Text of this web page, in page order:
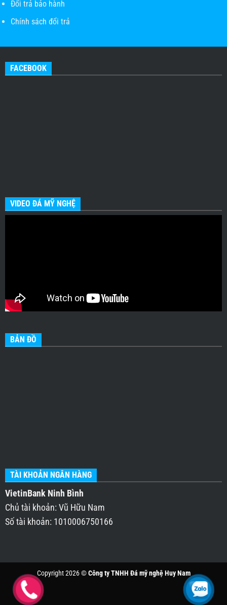
Đổi trả bảo hành
Chính sách đổi trả
FACEBOOK
VIDEO ĐÁ MỸ NGHỆ
BẢN ĐỒ
TÀI KHOẢN NGÂN HÀNG
VietinBank Ninh Bình
Chủ tài khoản: Vũ Hữu Nam
Số tài khoản: 1010006750166
Copyright 2026 ©Công ty TNHH Đá mỹ nghệ Huy Nam